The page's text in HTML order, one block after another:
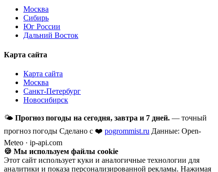
Москва
Сибирь
Юг России
Дальний Восток
Карта сайта
Карта сайта
Москва
Санкт-Петербург
Новосибирск
🌤 Прогноз погоды на сегодня, завтра и 7 дней. — точный
прогноз погоды Сделано с ❤️ pogrommist.ru Данные: Open-
Meteo · ip-api.com
🍪 Мы используем файлы cookie
Этот сайт использует куки и аналогичные технологии для
аналитики и показа персонализированной рекламы. Нажимая